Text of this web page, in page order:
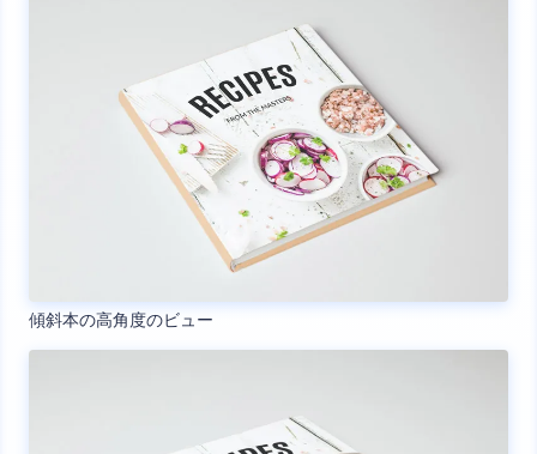
傾斜本の高角度のビュー